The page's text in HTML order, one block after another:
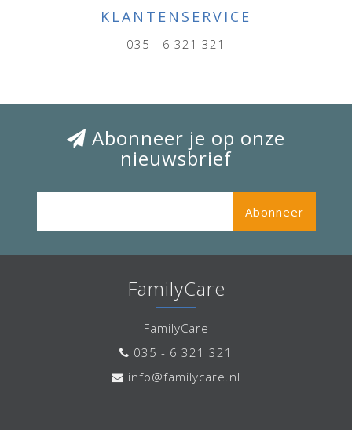
KLANTENSERVICE
035 - 6 321 321
Abonneer je op onze
nieuwsbrief
Abonneer
FamilyCare
FamilyCare
035 - 6 321 321
info@familycare.nl